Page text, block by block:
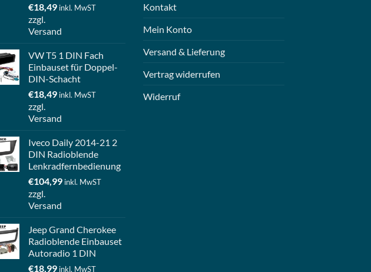
€18,49 inkl. MwST
zzgl.
Versand
VW T5 1 DIN Fach
Einbauset für Doppel-
DIN-Schacht
€18,49 inkl. MwST
zzgl.
Versand
Iveco Daily 2014-21 2
DIN Radioblende
Lenkradfernbedienung
€104,99 inkl. MwST
zzgl.
Versand
Jeep Grand Cherokee
Radioblende Einbauset
Autoradio 1 DIN
€18,99 inkl. MwST
Kontakt
Mein Konto
Versand & Lieferung
Vertrag widerrufen
Widerruf